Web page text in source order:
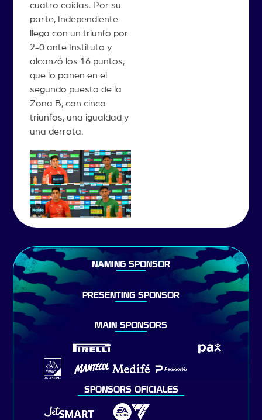
cuatro caídas. Por su
parte, Independiente
llega con un triunfo por
2-0 ante Instituto y
alcanzó los 16 puntos,
que lo ponen en el
segundo puesto de la
Zona B, con cinco
triunfos, una igualdad y
una derrota.
NAMING SPONSOR
PRESENTING SPONSOR
MAIN SPONSORS
SPONSORS OFICIALES